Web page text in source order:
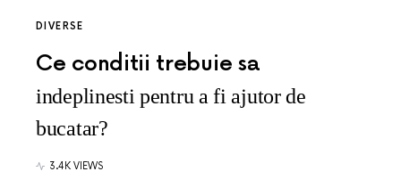
DIVERSE
Ce conditii trebuie sa
indeplinesti pentru a fi ajutor de
bucatar?
3.4K VIEWS